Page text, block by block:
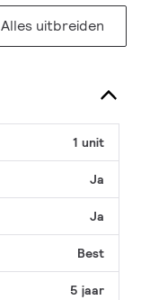
Alles uitbreiden
1 unit
Ja
Ja
Best
5 jaar